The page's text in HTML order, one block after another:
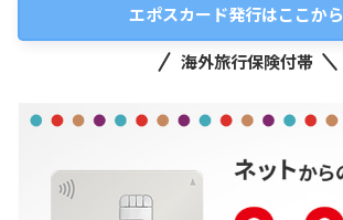
エポスカード発行はここから
海外旅行保険付帯